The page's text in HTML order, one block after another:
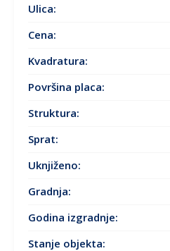
Ulica:
Cena:
Kvadratura:
Površina placa:
Struktura:
Sprat:
Uknjiženo:
Gradnja:
Godina izgradnje:
Stanje objekta: